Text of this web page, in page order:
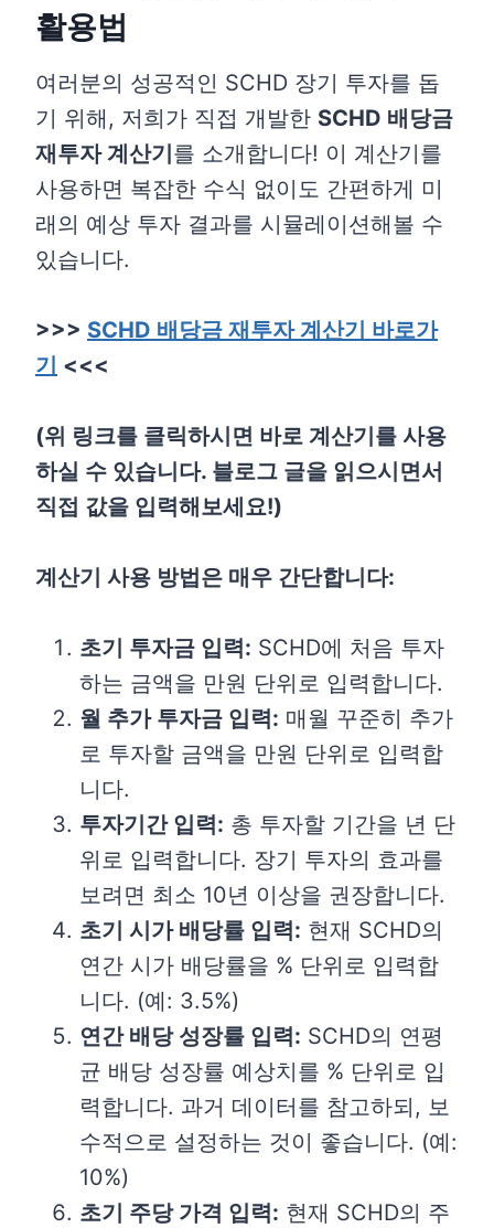
활용법
여러분의 성공적인 SCHD 장기 투자를 돕
기 위해, 저희가 직접 개발한 SCHD 배당금
재투자 계산기를 소개합니다! 이 계산기를
사용하면 복잡한 수식 없이도 간편하게 미
래의 예상 투자 결과를 시뮬레이션해볼 수
있습니다.
>>> SCHD 배당금 재투자 계산기 바로가
기 <<<
(위 링크를 클릭하시면 바로 계산기를 사용
하실 수 있습니다. 블로그 글을 읽으시면서
직접 값을 입력해보세요!)
계산기 사용 방법은 매우 간단합니다:
초기 투자금 입력: SCHD에 처음 투자
하는 금액을 만원 단위로 입력합니다.
월 추가 투자금 입력: 매월 꾸준히 추가
로 투자할 금액을 만원 단위로 입력합
니다.
투자기간 입력: 총 투자할 기간을 년 단
위로 입력합니다. 장기 투자의 효과를
보려면 최소 10년 이상을 권장합니다.
초기 시가 배당률 입력: 현재 SCHD의
연간 시가 배당률을 % 단위로 입력합
니다. (예: 3.5%)
연간 배당 성장률 입력: SCHD의 연평
균 배당 성장률 예상치를 % 단위로 입
력합니다. 과거 데이터를 참고하되, 보
수적으로 설정하는 것이 좋습니다. (예:
10%)
초기 주당 가격 입력: 현재 SCHD의 주